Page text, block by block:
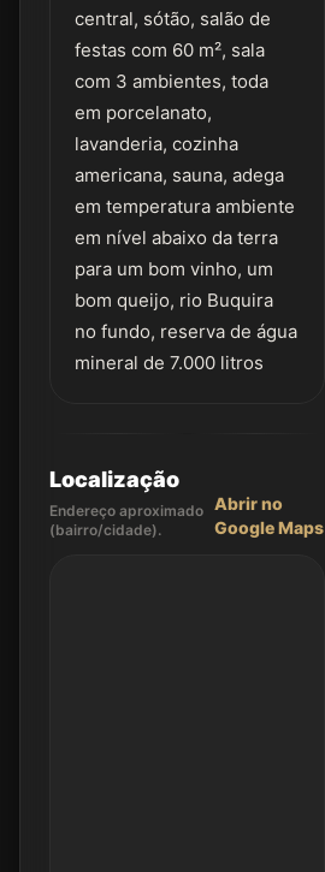
central, sótão, salão de
festas com 60 m², sala
com 3 ambientes, toda
em porcelanato,
lavanderia, cozinha
americana, sauna, adega
em temperatura ambiente
em nível abaixo da terra
para um bom vinho, um
bom queijo, rio Buquira
no fundo, reserva de água
mineral de 7.000 litros
Localização
Endereço aproximado
(bairro/cidade).
Abrir no
Google Maps